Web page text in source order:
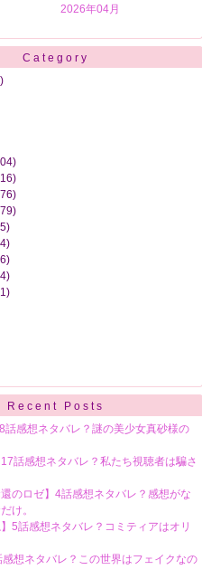
2026年04月
Category
Recent Posts
話感想ネタバレ？謎の美少女真砂様の
17話感想ネタバレ？私たち視聴者は騙さ
還のロゼ】4話感想ネタバレ？感想がな
け。
】5話感想ネタバレ？コミティアはオリ
感想ネタバレ？この世界はフェイクなの